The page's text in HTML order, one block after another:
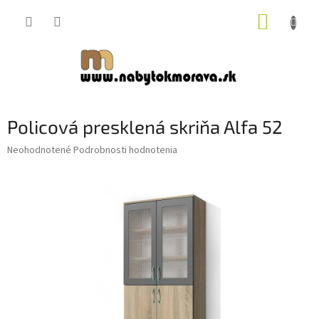
Policová presklená skriňa Alfa 52
Priemerné
Neohodnotené Podrobnosti hodnotenia